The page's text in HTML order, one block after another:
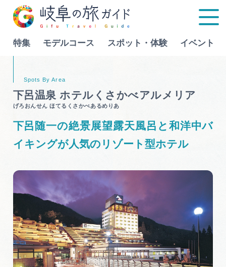
特集 モデルコース スポット・体験 イベント
モデルコース
スポット・体験
イベント
グルメ
旅の予約
Language
行きたいリストを見る
下呂温泉 ホテルくさかべアルメリア
げろおんせん ほてるくさかべあるめりあ
下呂随一の絶景展望露天風呂と和洋中バ
イキングが人気のリゾート型ホテル